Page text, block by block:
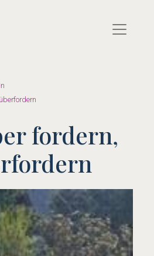
fordern,